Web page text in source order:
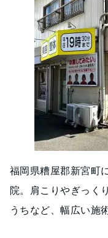
福岡県糟屋郡新宮町
院。肩こりやぎっく
うちなど、幅広い施